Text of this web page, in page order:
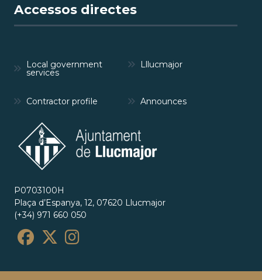
Accessos directes
Local government
services
Lllucmajor
Contractor profile Announces
P0703100H
Plaça d’Espanya, 12, 07620 Llucmajor
(+34) 971 660 050